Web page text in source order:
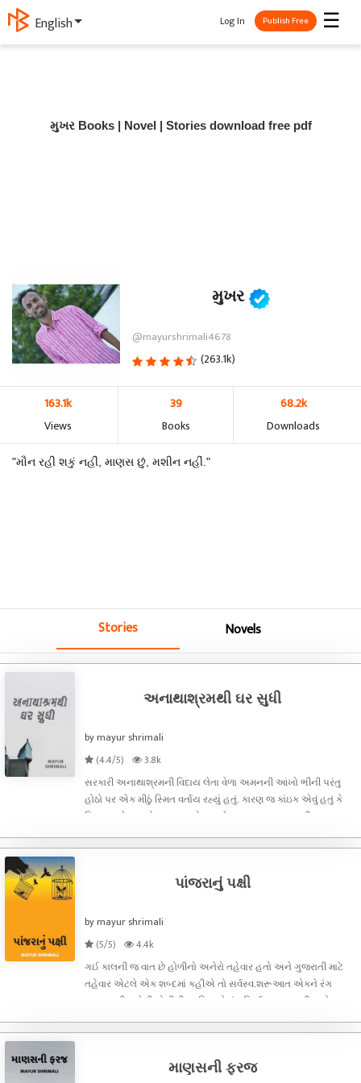
English ☰
Log In Publish Free
મુખર Books | Novel | Stories download free pdf
મુખર
@mayurshrimali4678
(263.1k)
163.1k
Views
39
Books
68.2k
Downloads
"મૌન રહી શકું નહીં, માણસ છું, મશીન નહીં."
Stories Novels
અનાથાશ્રમથી ઘર સુધી
by mayur shrimali
(4.4/5)
3.8k
સરકારી અનાથાશ્રમની વિદાય લેતા વેળા અમનની આંખો ભીની પરંતુ
હોઠો પર એક મીઠું સ્મિત વર્તાય રહ્યું હતું. કારણ જ કાંઇક એવું હતું કે
સ્મિત અને દુઃખનો અનુભવ એક સાથે થાય. અનાથાશ્રમની
દ્રશ્ય ખડું થયું એ આજ
પાંજરાનું પક્ષી
by mayur shrimali
(5/5)
4.4k
ગઈ કાલની જ વાત છે હોળીનો અનેરો તહેવાર હતો અને ગુજરાતી માટે
તહેવાર એટલે એક શબ્દમાં કહીએ તો સર્વસ્વ.શરૂઆત એકને રંગ
લગાવવાથી થયેલી હોળીની વ્યક્તિઓમાં પરિવર્તન થવા લાગી અનેરા આ
જ કાંઇ
માણસની ફરજ